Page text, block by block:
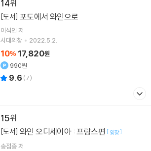
14
[도서] 포도에서 와인으로
이석인 저
시대의창
2022.5.2.
10% 17,820원
990원
9.6 (7)
15
[도서] 와인 오디세이아 : 프랑스편 [ 양장]
송점종저